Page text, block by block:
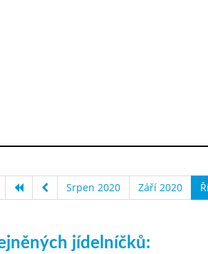
Srpen 2020 Září 2020
jídelníčků: